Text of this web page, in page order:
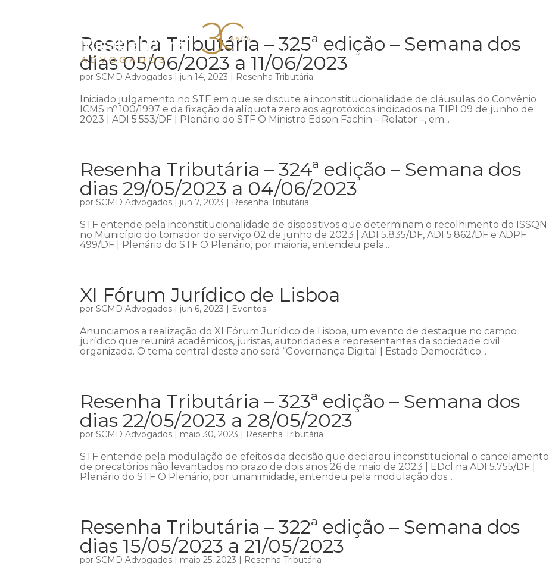
Início Institucional Áreas de atuação Equipe
Resenha Tributária – 325ª edição – Semana dos
dias 05/06/2023 a 11/06/2023
porSCMD Advogados | jun 14, 2023 | Resenha Tributária
Iniciado julgamento no STF em que se discute a inconstitucionalidade de cláusulas do Convênio
ICMS nº 100/1997 e da fixação da alíquota zero aos agrotóxicos indicados na TIPI 09 de junho de
2023 | ADI 5.553/DF | Plenário do STF O Ministro Edson Fachin – Relator –, em...
Resenha Tributária – 324ª edição – Semana dos
dias 29/05/2023 a 04/06/2023
porSCMD Advogados | jun 7, 2023 | Resenha Tributária
STF entende pela inconstitucionalidade de dispositivos que determinam o recolhimento do ISSQN
no Município do tomador do serviço 02 de junho de 2023 | ADI 5.835/DF, ADI 5.862/DF e ADPF
499/DF | Plenário do STF O Plenário, por maioria, entendeu pela...
XI Fórum Jurídico de Lisboa
porSCMD Advogados | jun 6, 2023 | Eventos
Anunciamos a realização do XI Fórum Jurídico de Lisboa, um evento de destaque no campo
jurídico que reunirá acadêmicos, juristas, autoridades e representantes da sociedade civil
organizada. O tema central deste ano será “Governança Digital | Estado Democrático...
Resenha Tributária – 323ª edição – Semana dos
dias 22/05/2023 a 28/05/2023
porSCMD Advogados | maio 30, 2023 | Resenha Tributária
STF entende pela modulação de efeitos da decisão que declarou inconstitucional o cancelamento
de precatórios não levantados no prazo de dois anos 26 de maio de 2023 | EDcl na ADI 5.755/DF |
Plenário do STF O Plenário, por unanimidade, entendeu pela modulação dos...
Resenha Tributária – 322ª edição – Semana dos
dias 15/05/2023 a 21/05/2023
porSCMD Advogados | maio 25, 2023 | Resenha Tributária